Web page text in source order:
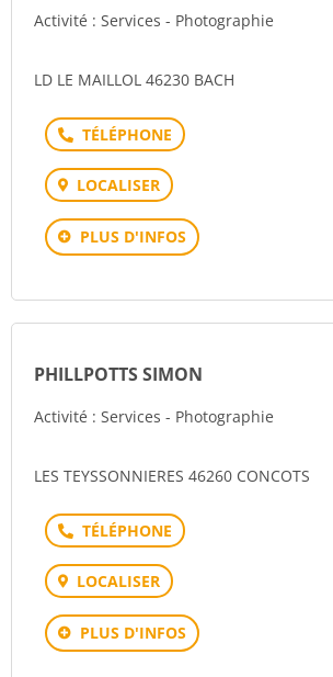
Activité : Services - Photographie
LD LE MAILLOL 46230 BACH
Téléphone
LOCALISER
PLUS D'INFOS
PHILLPOTTS SIMON
Activité : Services - Photographie
LES TEYSSONNIERES 46260 CONCOTS
Téléphone
LOCALISER
PLUS D'INFOS